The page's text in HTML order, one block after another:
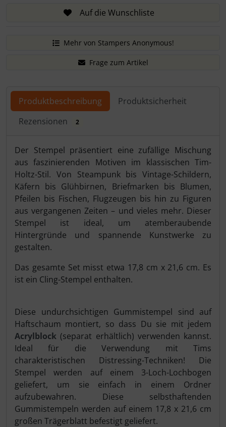
Auf die Wunschliste
Mehr von Stampers Anonymous!
Frage zum Artikel
Produktbeschreibung
Produktsicherheit
Rezensionen
2
Produktbeschreibung
Der Stempel präsentiert eine zufällige Mischung
aus faszinierenden Motiven im klassischen Tim-
Holtz-Stil. Von Steampunk bis Vintage-Schildern,
Käfern bis Glühbirnen, Briefmarken bis Blumen,
Pfeilen bis Fischen, Flugzeugen bis hin zu Figuren
aus vergangenen Zeiten – und vieles mehr. Dieser
Stempel ist ideal, um atemberaubende
Hintergründe und spannende Kunstwerke zu
gestalten.
Das gesamte Set misst etwa 17,8 cm x 21,6 cm. Es
ist ein Cling-Stempel enthalten.
Diese undurchsichtigen Gummistempel sind auf
Haftschaum montiert, so dass Du sie mit jedem
Acrylblock (separat erhältlich) verwenden kannst.
Ideal für die Verwendung mit Tims
charakteristischen Distressing-Techniken! Die
Stempel werden auf einem 3-Loch-Lochbogen
geliefert, um sie einfach in einem Ordner
aufzubewahren. Diese selbsthaftenden
Gummistempeln werden auf einem 17,8 x 21,6 cm
großen Trägerblatt befestigt geliefert.